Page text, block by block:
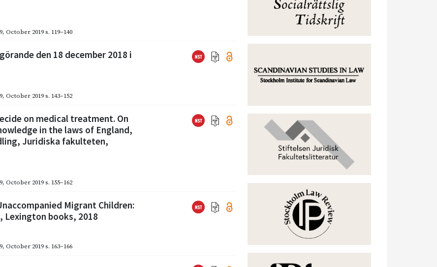
, October 2019s. 119–140
den 18 december 2018 i
, October 2019s. 143–152
on medical treatment. On
in the laws of England,
Juridiska fakulteten,
, October 2019s. 155–162
Migrant Children:
Lexington books, 2018
, October 2019s. 163–166